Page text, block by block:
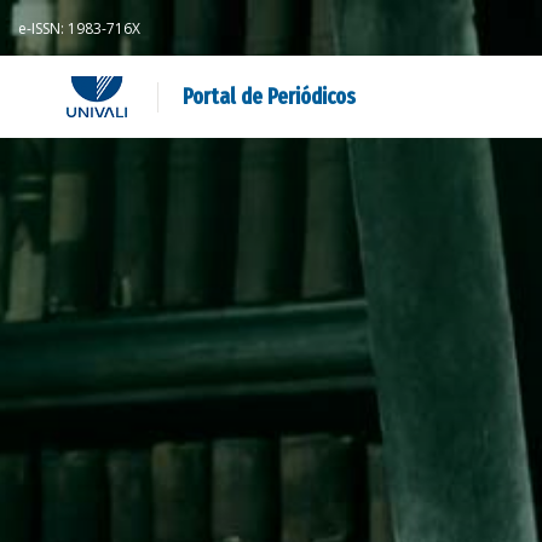
e-ISSN: 1983-716X
Portal de Periódicos